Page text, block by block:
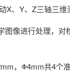
X、Y、Z三轴三
图像进行处理，
，Φ4mm共4个